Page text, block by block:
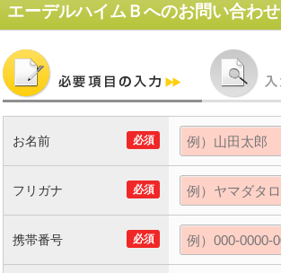
エーデルハイムＢへのお問い合わせ
必須
お名前
必須
フリガナ
必須
携帯番号